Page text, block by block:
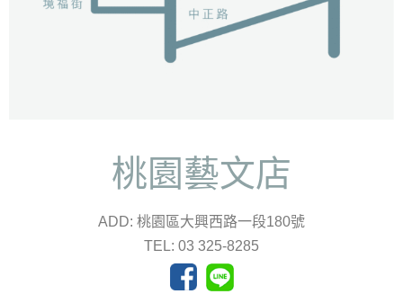
桃園藝文店
ADD: 桃園區大興西路一段180號
TEL: 03 325-8285